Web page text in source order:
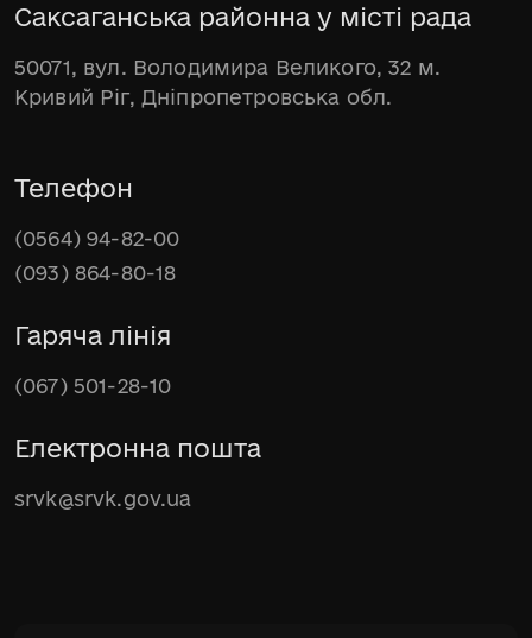
Саксаганська районна у місті рада
50071, вул. Володимира Великого, 32 м.
Кривий Ріг, Дніпропетровська обл.
Телефон
(0564) 94-82-00
(093) 864-80-18
Гаряча лінія
(067) 501-28-10
Електронна пошта
srvk@srvk.gov.ua